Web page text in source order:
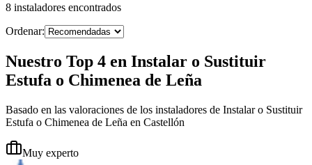
8 instaladores encontrados
Ordenar:
Nuestro Top 4 en Instalar o Sustituir
Estufa o Chimenea de Leña
Basado en las valoraciones de los instaladores de Instalar o Sustituir
Estufa o Chimenea de Leña en Castellón
Muy experto